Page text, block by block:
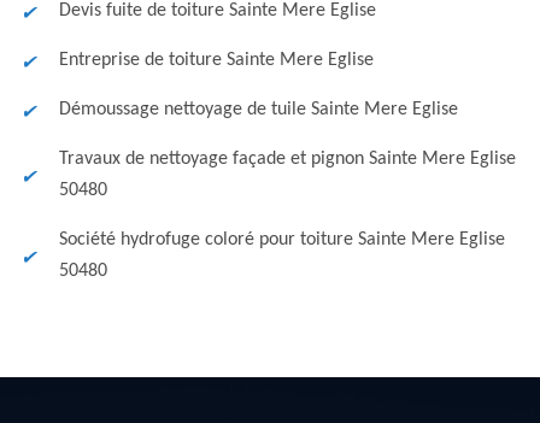
Devis fuite de toiture Sainte Mere Eglise
Entreprise de toiture Sainte Mere Eglise
Démoussage nettoyage de tuile Sainte Mere Eglise
Travaux de nettoyage façade et pignon Sainte Mere Eglise
50480
Société hydrofuge coloré pour toiture Sainte Mere Eglise
50480